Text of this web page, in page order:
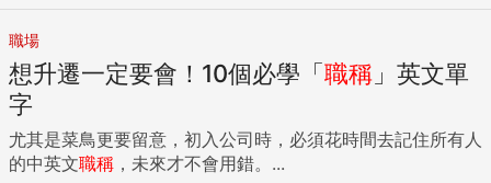
求更高的職位，這股熱情會轉化為工作鬥志，結果卻對中高齡
上班族帶來負面影響，這一點各位難道不覺得意外嗎？接下來
就讓我們進一步深入探討。 一旦走錯「登頂路線」便會誤入
「職涯迷霧」 人的成長不可能一路向上，過程中一定會遇到
「不上不下」的停滯狀態。上班族的職業生涯也是一樣，一個
人的職業生涯不會是一條不斷向上的「上坡路」，一定會在哪
職場
想升遷一定要會！10個必學「職稱 」英文單
字
尤其是菜鳥更要留意，初入公司時，必須花時間去記住所有人
的中英文職稱 ，未來才不會用錯。...